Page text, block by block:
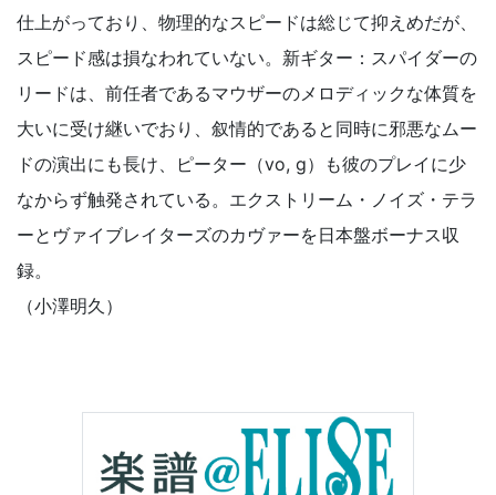
仕上がっており、物理的なスピードは総じて抑えめだが、
スピード感は損なわれていない。新ギター：スパイダーの
リードは、前任者であるマウザーのメロディックな体質を
大いに受け継いでおり、叙情的であると同時に邪悪なムー
ドの演出にも長け、ピーター（vo, g）も彼のプレイに少
なからず触発されている。エクストリーム・ノイズ・テラ
ーとヴァイブレイターズのカヴァーを日本盤ボーナス収
録。
（小澤明久）